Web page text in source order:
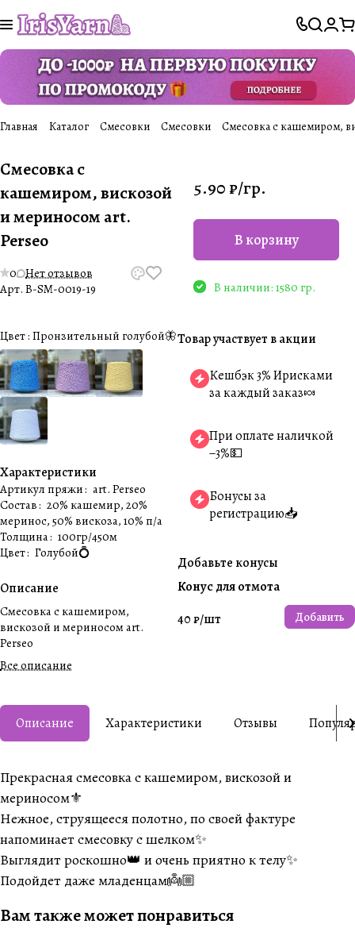
Главная Каталог Смесовки Смесовки Cмесовка с кашемиром,
Cмесовка с
кашемиром, вискозой
и мериносом art.
Perseo
0 Нет отзывов
Арт. B-SM-0019-19
Цвет : Пронзительный голубой🦋
Характеристики
Артикул пряжи: art. Perseo
Состав: 20% кашемир, 20%
меринос, 50% вискоза, 10% п/а
Толщина: 100гр/450м
Цвет: Голубой💍
Описание
Cмесовка с кашемиром,
вискозой и мериносом art.
Perseo
Все описание
5.90 ₽/гр.
В корзину
В наличии: 1580 гр.
Товар участвует в акции
Кешбэк 3% Ирисками
за каждый заказ🍬
При оплате наличкой
−3%💵
Бонусы за
регистрацию📥
Добавьте конусы
Конус для отмота
40 ₽/шт Добавить
Описание Характеристики Отзывы
Прекрасная смесовка с кашемиром, вискозой и
мериносом⚜️
Нежное, струящееся полотно, по своей фактуре
напоминает смесовку с шелком✨
Выглядит роскошно👑 и очень приятно к телу✨
Подойдет даже младенцам👼🏼
Вам также может понравиться